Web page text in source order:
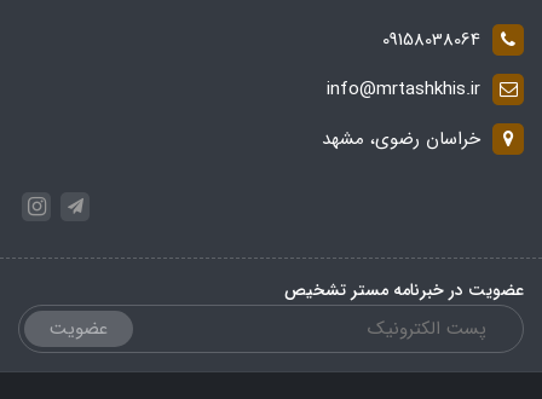
09158038064
info@mrtashkhis.ir
خراسان رضوی، مشهد
عضویت در خبرنامه مستر تشخیص
عضویت